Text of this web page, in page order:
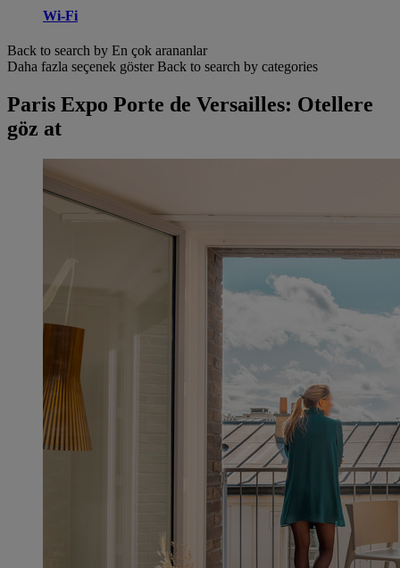
Wi-Fi
Back to search by En çok arananlar
Daha fazla seçenek göster Back to search by categories
Paris Expo Porte de Versailles: Otellere
göz at